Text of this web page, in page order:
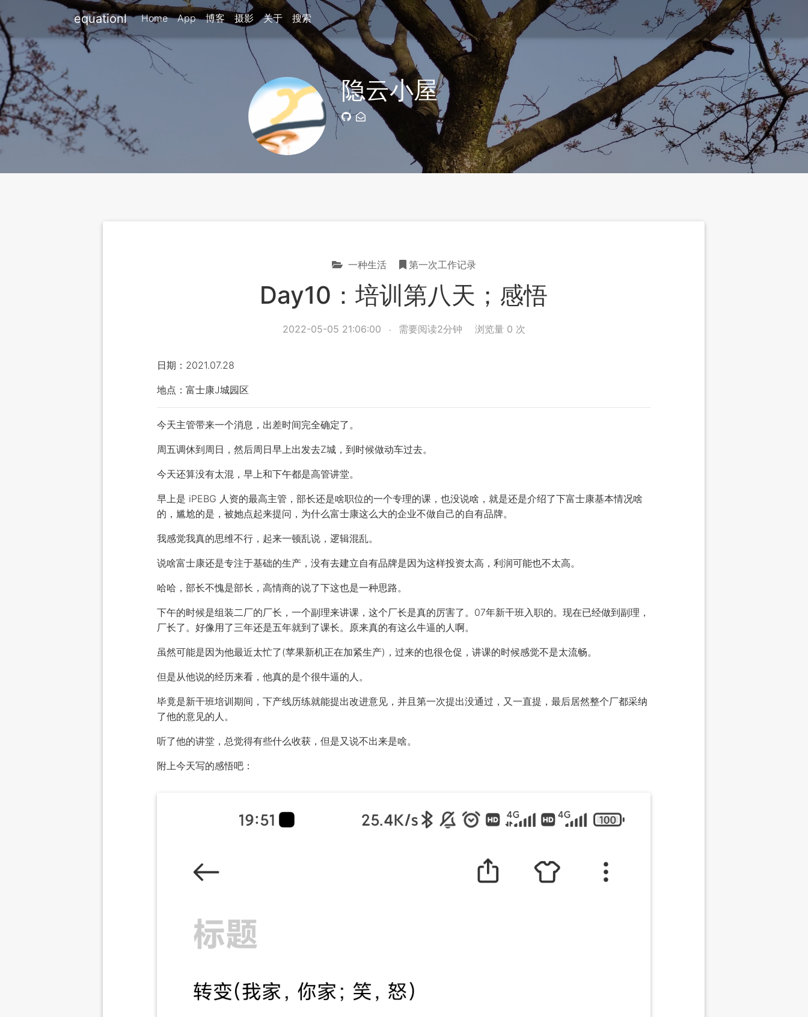
equationl Home App 博客 摄影 关于 搜索
隐云小屋
一种生活 第一次工作记录
Day10：培训第八天；感悟
2022-05-05 21:06:00 需要阅读2分钟 浏览量 0 次
日期：2021.07.28
地点：富士康J城园区
今天主管带来一个消息，出差时间完全确定了。
周五调休到周日，然后周日早上出发去Z城，到时候做动车过去。
今天还算没有太混，早上和下午都是高管讲堂。
早上是 iPEBG 人资的最高主管，部长还是啥职位的一个专理的课，也没说啥，就是还是介绍了下富士康基本情况啥
的，尴尬的是，被她点起来提问，为什么富士康这么大的企业不做自己的自有品牌。
我感觉我真的思维不行，起来一顿乱说，逻辑混乱。
说啥富士康还是专注于基础的生产，没有去建立自有品牌是因为这样投资太高，利润可能也不太高。
哈哈，部长不愧是部长，高情商的说了下这也是一种思路。
下午的时候是组装二厂的厂长，一个副理来讲课，这个厂长是真的厉害了。07年新干班入职的。现在已经做到副理，
厂长了。好像用了三年还是五年就到了课长。原来真的有这么牛逼的人啊。
虽然可能是因为他最近太忙了(苹果新机正在加紧生产)，过来的也很仓促，讲课的时候感觉不是太流畅。
但是从他说的经历来看，他真的是个很牛逼的人。
毕竟是新干班培训期间，下产线历练就能提出改进意见，并且第一次提出没通过，又一直提，最后居然整个厂都采纳
了他的意见的人。
听了他的讲堂，总觉得有些什么收获，但是又说不出来是啥。
附上今天写的感悟吧：